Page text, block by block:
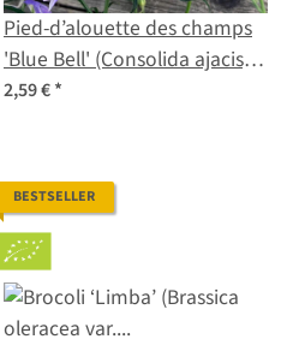
Pied-d’alouette des champs
'Blue Bell' (Consolida ajacis)
graines
2,59 €*
BESTSELLER